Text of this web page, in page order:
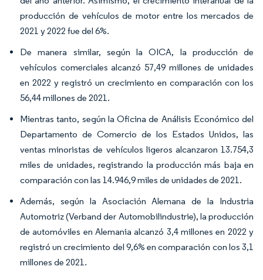
producción de vehículos de motor entre los mercados de
2021 y 2022 fue del 6%.
De manera similar, según la OICA, la producción de
vehículos comerciales alcanzó 57,49 millones de unidades
en 2022 y registró un crecimiento en comparación con los
56,44 millones de 2021.
Mientras tanto, según la Oficina de Análisis Económico del
Departamento de Comercio de los Estados Unidos, las
ventas minoristas de vehículos ligeros alcanzaron 13.754,3
miles de unidades, registrando la producción más baja en
comparación con las 14.946,9 miles de unidades de 2021.
Además, según la Asociación Alemana de la Industria
Automotriz (Verband der Automobilindustrie), la producción
de automóviles en Alemania alcanzó 3,4 millones en 2022 y
registró un crecimiento del 9,6% en comparación con los 3,1
millones de 2021.